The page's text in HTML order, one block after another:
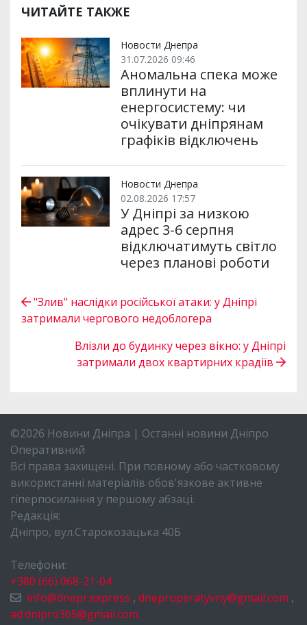
ЧИТАЙТЕ ТАКЖЕ
Новости Днепра
31.07.2026 09:46
Аномальна спека може
вплинути на
енергосистему: чи
очікувати дніпрянам
графіків відключень
Новости Днепра
02.08.2026 17:57
У Дніпрі за низкою
адрес 3-6 серпня
відключатимуть світло
через планові роботи
"Злив" наслідки російської атаки: у Дніпрі
затримали чергового недоблогера
Влізли до будинку через вікно: у Дніпрі
затримали двох квартирних крадіїв
©2026 Новини Дніпра | Останні новини Дніпро
Оперативний
Всі права захищені. При повному або частковому
використанні матеріалів обов'язкове активне
гіперпосилання у першому абзаці.
Редакція:
Дніпро, вул.Старокозацька 40Б
Телефони:
+380 (66) 068-21-04
info@dnepr.express , dneproperatyvny@gmail.com ,
ad.dnipro365@gmail.com